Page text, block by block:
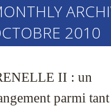
2010
II : un
parmi tant